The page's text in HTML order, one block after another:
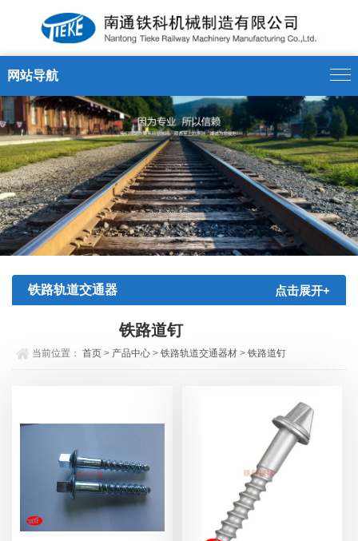
网站导航
铁路轨道交通器 点击展开+
铁路道钉
当前位置：首页 > 产品中心 >铁路轨道交通器材 >铁路道钉